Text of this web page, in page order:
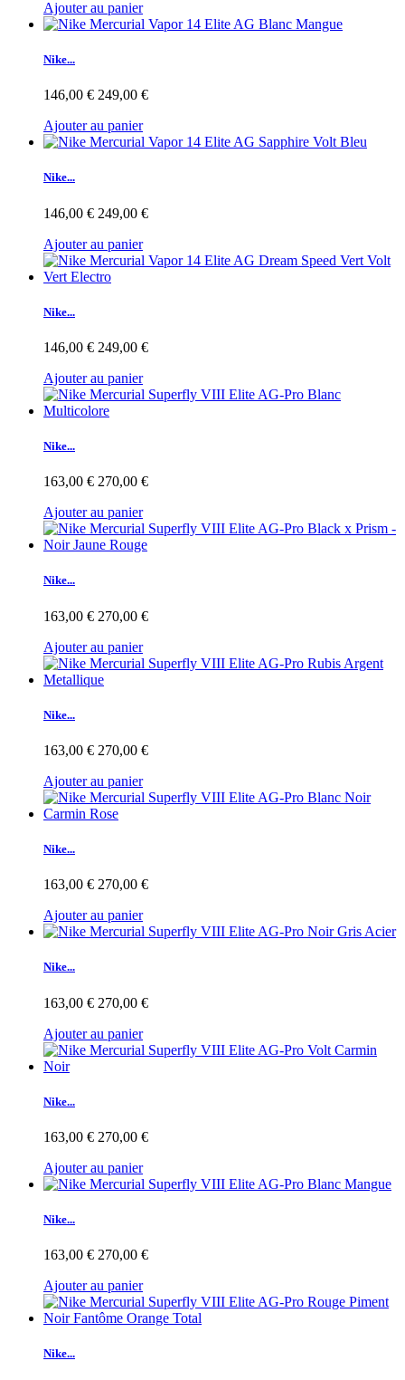
Ajouter au panier
Nike...
146,00 € 249,00 €
Ajouter au panier
Nike...
146,00 € 249,00 €
Ajouter au panier
Nike...
146,00 € 249,00 €
Ajouter au panier
Nike...
163,00 € 270,00 €
Ajouter au panier
Nike...
163,00 € 270,00 €
Ajouter au panier
Nike...
163,00 € 270,00 €
Ajouter au panier
Nike...
163,00 € 270,00 €
Ajouter au panier
Nike...
163,00 € 270,00 €
Ajouter au panier
Nike...
163,00 € 270,00 €
Ajouter au panier
Nike...
163,00 € 270,00 €
Ajouter au panier
Nike...